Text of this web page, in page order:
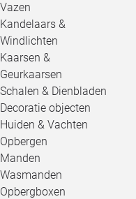
Vazen
Kandelaars &
Windlichten
Kaarsen &
Geurkaarsen
Schalen & Dienbladen
Decoratie objecten
Huiden & Vachten
Opbergen
Manden
Wasmanden
Opbergboxen